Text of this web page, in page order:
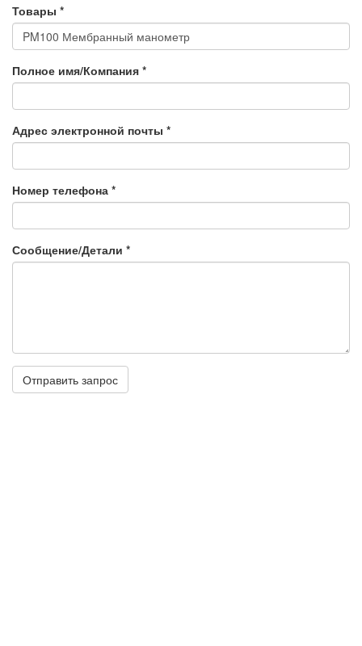
Товары *
Полное имя/Компания *
Адрес электронной почты *
Номер телефона *
Сообщение/Детали *
Отправить запрос